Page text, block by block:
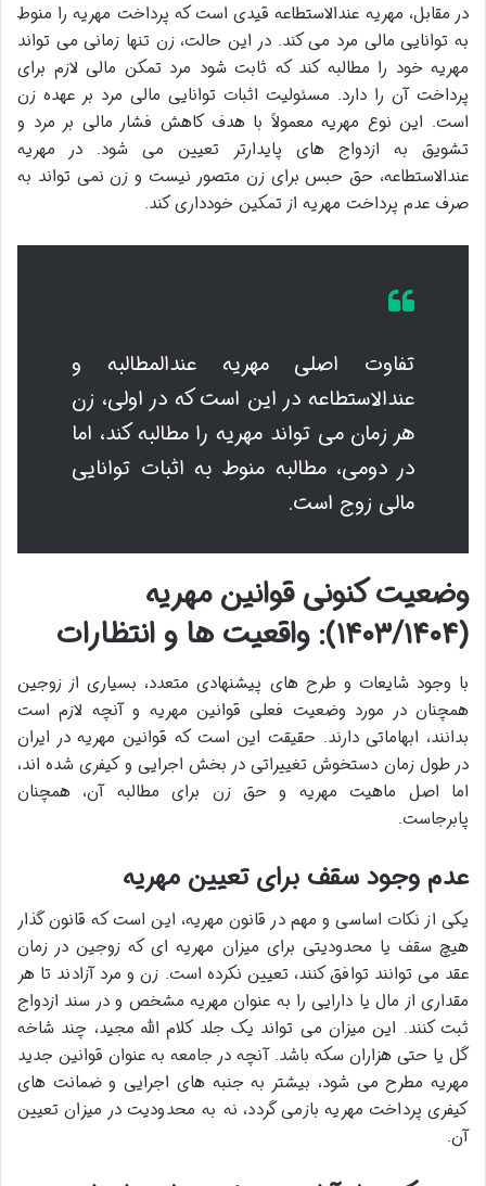
در مقابل، مهریه عندالاستطاعه قیدی است که پرداخت مهریه را منوط
به توانایی مالی مرد می کند. در این حالت، زن تنها زمانی می تواند
مهریه خود را مطالبه کند که ثابت شود مرد تمکن مالی لازم برای
پرداخت آن را دارد. مسئولیت اثبات توانایی مالی مرد بر عهده زن
است. این نوع مهریه معمولاً با هدف کاهش فشار مالی بر مرد و
تشویق به ازدواج های پایدارتر تعیین می شود. در مهریه
عندالاستطاعه، حق حبس برای زن متصور نیست و زن نمی تواند به
صرف عدم پرداخت مهریه از تمکین خودداری کند.
تفاوت اصلی مهریه عندالمطالبه و
عندالاستطاعه در این است که در اولی، زن
هر زمان می تواند مهریه را مطالبه کند، اما
در دومی، مطالبه منوط به اثبات توانایی
مالی زوج است.
وضعیت کنونی قوانین مهریه
(۱۴۰۳/۱۴۰۴): واقعیت ها و انتظارات
با وجود شایعات و طرح های پیشنهادی متعدد، بسیاری از زوجین
همچنان در مورد وضعیت فعلی قوانین مهریه و آنچه لازم است
بدانند، ابهاماتی دارند. حقیقت این است که قوانین مهریه در ایران
در طول زمان دستخوش تغییراتی در بخش اجرایی و کیفری شده اند،
اما اصل ماهیت مهریه و حق زن برای مطالبه آن، همچنان
پابرجاست.
عدم وجود سقف برای تعیین مهریه
یکی از نکات اساسی و مهم در قانون مهریه، این است که قانون گذار
هیچ سقف یا محدودیتی برای میزان مهریه ای که زوجین در زمان
عقد می توانند توافق کنند، تعیین نکرده است. زن و مرد آزادند تا هر
مقداری از مال یا دارایی را به عنوان مهریه مشخص و در سند ازدواج
ثبت کنند. این میزان می تواند یک جلد کلام الله مجید، چند شاخه
گل یا حتی هزاران سکه باشد. آنچه در جامعه به عنوان قوانین جدید
مهریه مطرح می شود، بیشتر به جنبه های اجرایی و ضمانت های
کیفری پرداخت مهریه بازمی گردد، نه به محدودیت در میزان تعیین
آن.